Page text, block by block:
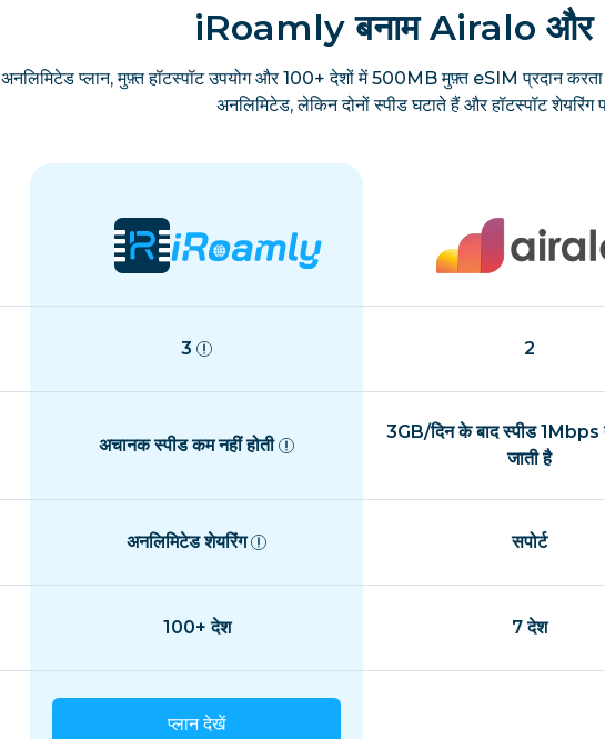
iRoamly बनाम Airalo
प्लान, मुफ़्त हॉटस्पॉट उपयोग और 100+ देशों में 500MB मुफ़्त eSIM प्रदान
अनलिमिटेड, लेकिन दोनों स्पीड घटाते हैं और हॉटस्पॉट शेयरिंग
3 2
अचानक स्पीड कम नहीं होती
3GB/दिन के बाद स्पीड 1Mbps
जाती है
अनलिमिटेड शेयरिंग सपोर्ट
100+ देश 7 देश
प्लान देखें